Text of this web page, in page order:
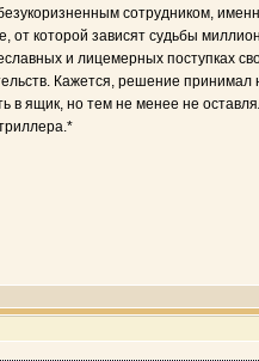
сотрудником,
которой зависят судьбы
и лицемерных поступках
Кажется, решение принимал
в ящик, но тем не менее не